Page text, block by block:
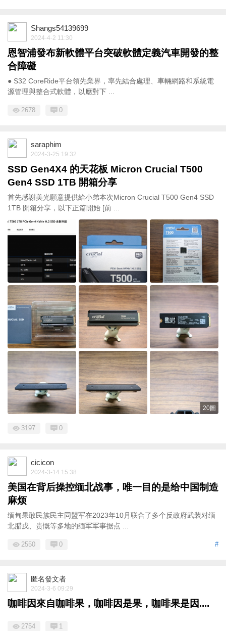
Shangs54139699
2024-4-2 11:30
恩智浦發布新軟體平台突破軟體定義汽車開發的整
合障礙
● S32 CoreRide平台領先業界，率先結合處理、車輛網路和系統電
源管理與整合式軟體，以應對下 ...
2678 0
saraphim
2024-3-25 19:32
SSD Gen4X4 的天花板 Micron Crucial T500
Gen4 SSD 1TB 開箱分享
首先感謝美光願意提供給小弟本次Micron Crucial T500 Gen4 SSD
1TB 開箱分享，以下正篇開始 [前 ...
20圖
3197 0
cicicon
2024-3-14 15:38
美国在背后操控缅北战事，唯一目的是给中国制造
麻烦
缅甸果敢民族民主同盟军在2023年10月联合了多个反政府武装对缅
北腊戌、贵慨等多地的缅军军事据点 ...
#
2550 0
匿名發文者
2024-3-6 09:29
咖啡因來自咖啡果，咖啡因是果，咖啡果是因....
2754 1